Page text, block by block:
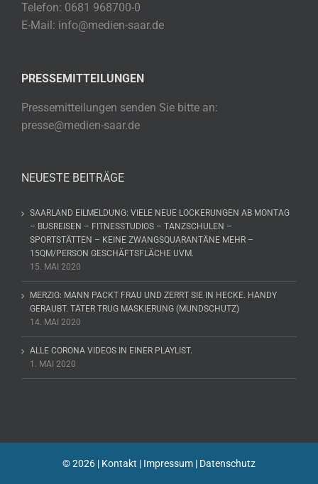
Telefon: 0681 968700-0
E-Mail: info@medien-saar.de
PRESSEMITTEILUNGEN
Pressemitteilungen senden Sie bitte an:
presse@medien-saar.de
NEUESTE BEITRÄGE
SAARLAND EILMELDUNG: VIELE NEUE LOCKERUNGEN AB MONTAG
– BUSREISEN – FITNESSTUDIOS – TANZSCHULEN –
SPORTSTÄTTEN – KEINE ZWANGSQUARANTÄNE MEHR –
15QM/PERSON GESCHÄFTSFLÄCHE UVM.
15. MAI 2020
MERZIG: MANN PACKT FRAU UND ZERRT SIE IN HECKE. HANDY
GERAUBT. TÄTER TRUG MASKIERUNG (MUNDSCHUTZ)
14. MAI 2020
ALLE CORONA VIDEOS IN EINER PLAYLIST.
1. MAI 2020
©2026 | Kontakt | Impressum | Datenschutz